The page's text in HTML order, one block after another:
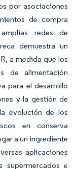
por asociaciones
de compra
redes de
demuestra un
a medida que los
de alimentación
para el desarrollo
y la gestión de
evolución de los
en conserva
a un ingrediente
aplicaciones
supermercados e